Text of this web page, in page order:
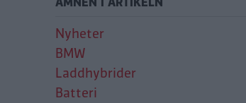
Nyheter
BMW
Laddhybrider
Batteri